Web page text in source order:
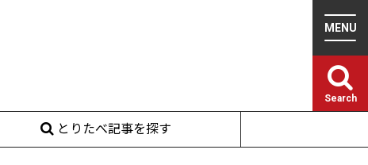
とりたべ記事を探す
Search